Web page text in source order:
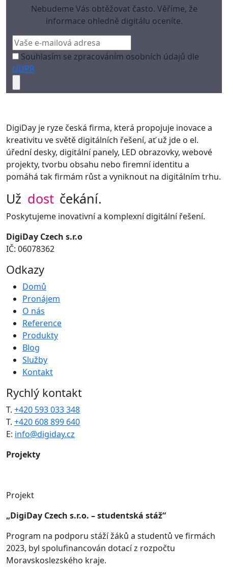
Nebudeme Vás obtěžovat často. Věříme, že
informace ohledně digitálu oceníte.
Souhlasím se zpracováním osobních údajů dle
GDPR
DigiDay je ryze česká firma, která propojuje inovace a
kreativitu ve světě digitálních řešení, ať už jde o el.
úřední desky, digitální panely, LED obrazovky, webové
projekty, tvorbu obsahu nebo firemní identitu a
pomáhá tak firmám růst a vyniknout na digitálním trhu.
Už dost čekání.
Poskytujeme inovativní a komplexní digitální řešení.
DigiDay Czech s.r.o
IČ: 06078362
Odkazy
Domů
Pronájem
O nás
Reference
Produkty
Blog
Služby
Kontakt
Rychlý kontakt
T. +420 593 033 348
T. +420 608 899 640
E: info@digiday.cz
Projekty
Projekt
„DigiDay Czech s.r.o. – studentská stáž“
Program na podporu stáží žáků a studentů ve firmách
2023, byl spolufinancován dotací z rozpočtu
Moravskoslezského kraje.